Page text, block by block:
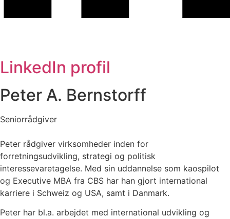
LinkedIn profil
Peter A. Bernstorff
Seniorrådgiver
Peter rådgiver virksomheder inden for
forretningsudvikling, strategi og politisk
interessevaretagelse. Med sin uddannelse som kaospilot
og Executive MBA fra CBS har han gjort international
karriere i Schweiz og USA, samt i Danmark.
Peter har bl.a. arbejdet med international udvikling og